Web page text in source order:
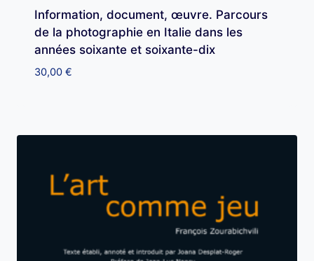
Information, document, œuvre. Parcours
de la photographie en Italie dans les
années soixante et soixante-dix
30,00 €